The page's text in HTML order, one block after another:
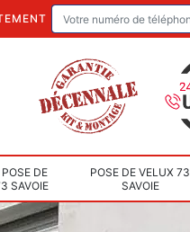
DE
SAVOIE
POSE DE VELUX 73
SAVOIE